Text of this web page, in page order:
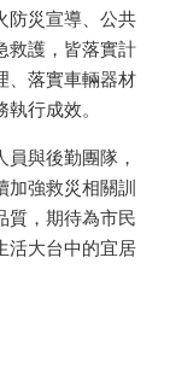
防災宣導、公共
救護，皆落實計
、落實車輛器材
行成效。
員與後勤團隊，
加強救災相關訓
質，期待為市民
活大台中的宜居